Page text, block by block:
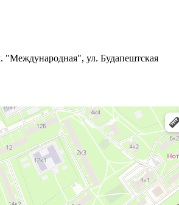
"Международная", ул. Будапештская